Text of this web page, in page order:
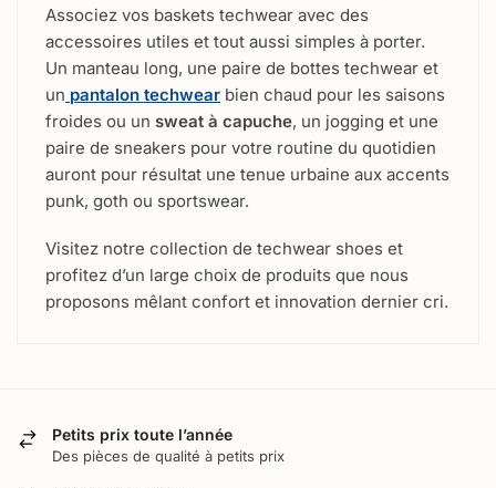
Associez vos baskets techwear avec des
accessoires utiles et tout aussi simples à porter.
Un manteau long, une paire de bottes techwear et
un pantalon techwear bien chaud pour les saisons
froides ou un sweat à capuche, un jogging et une
paire de sneakers pour votre routine du quotidien
auront pour résultat une tenue urbaine aux accents
punk, goth ou sportswear.
Visitez notre collection de techwear shoes et
profitez d’un large choix de produits que nous
proposons mêlant confort et innovation dernier cri.
Petits prix toute l’année
Des pièces de qualité à petits prix